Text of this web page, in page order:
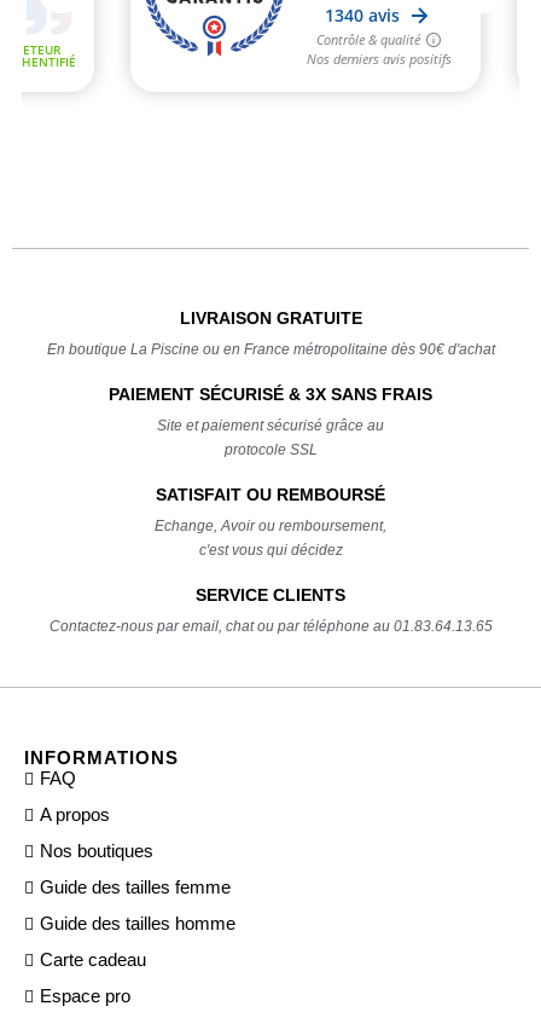
LIVRAISON GRATUITE
En boutique La Piscine ou en France métropolitaine dès 90€ d'achat
PAIEMENT SÉCURISÉ & 3X SANS FRAIS
Site et paiement sécurisé grâce au
protocole SSL
SATISFAIT OU REMBOURSÉ
Echange, Avoir ou remboursement,
c'est vous qui décidez
SERVICE CLIENTS
Contactez-nous par email, chat ou par téléphone au 01.83.64.13.65
INFORMATIONS
FAQ
A propos
Nos boutiques
Guide des tailles femme
Guide des tailles homme
Carte cadeau
Espace pro